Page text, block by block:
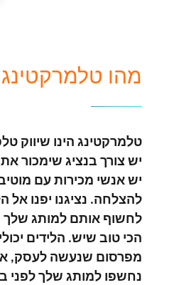
מהו
טלמרקטינג הינו שיווק
יש צורך בנציג שימכור
יש אנשי מכירות עם
להצלחה. נציגנו יפנו אל
לחשוף אותם למותג שלך
הכי טוב שיש. הלידים
מפרסום שנעשה לעסק,
נחשפו למותג שלך לפני